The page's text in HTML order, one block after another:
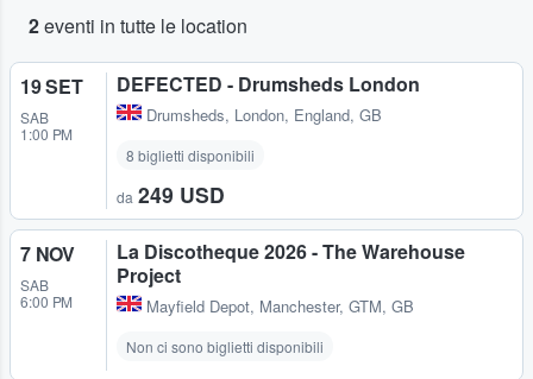
2eventi in tutte le location
19 SET
SAB
1:00 PM
DEFECTED - Drumsheds London
Drumsheds, London, England, GB
8 biglietti disponibili
da 249 USD
7 NOV
SAB
6:00 PM
La Discotheque 2026 - The Warehouse
Project
Mayfield Depot, Manchester, GTM, GB
Non ci sono biglietti disponibili